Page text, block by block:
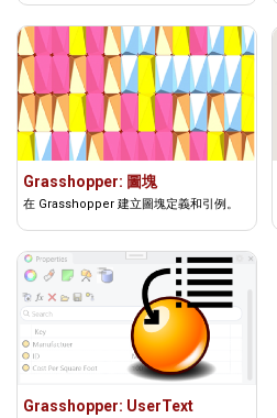
Grasshopper: 圖塊
在 Grasshopper 建立圖塊定義和引例。
Grasshopper: UserText